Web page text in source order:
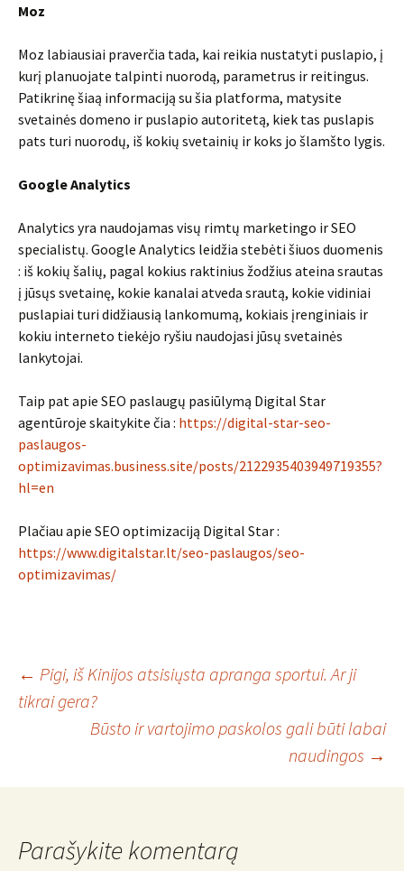
Moz
Moz labiausiai praverčia tada, kai reikia nustatyti puslapio, į
kurį planuojate talpinti nuorodą, parametrus ir reitingus.
Patikrinę šiaą informaciją su šia platforma, matysite
svetainės domeno ir puslapio autoritetą, kiek tas puslapis
pats turi nuorodų, iš kokių svetainių ir koks jo šlamšto lygis.
Google Analytics
Analytics yra naudojamas visų rimtų marketingo ir SEO
specialistų. Google Analytics leidžia stebėti šiuos duomenis
: iš kokių šalių, pagal kokius raktinius žodžius ateina srautas
į jūsųs svetainę, kokie kanalai atveda srautą, kokie vidiniai
puslapiai turi didžiausią lankomumą, kokiais įrenginiais ir
kokiu interneto tiekėjo ryšiu naudojasi jūsų svetainės
lankytojai.
Taip pat apie SEO paslaugų pasiūlymą Digital Star
agentūroje skaitykite čia : https://digital-star-seo-
paslaugos-
optimizavimas.business.site/posts/2122935403949719355?
hl=en
Plačiau apie SEO optimizaciją Digital Star :
https://www.digitalstar.lt/seo-paslaugos/seo-
optimizavimas/
Įrašo
navigacija
← Pigi, iš Kinijos atsisiųsta apranga sportui. Ar ji
tikrai gera?
Būsto ir vartojimo paskolos gali būti labai
naudingos →
Parašykite komentarą